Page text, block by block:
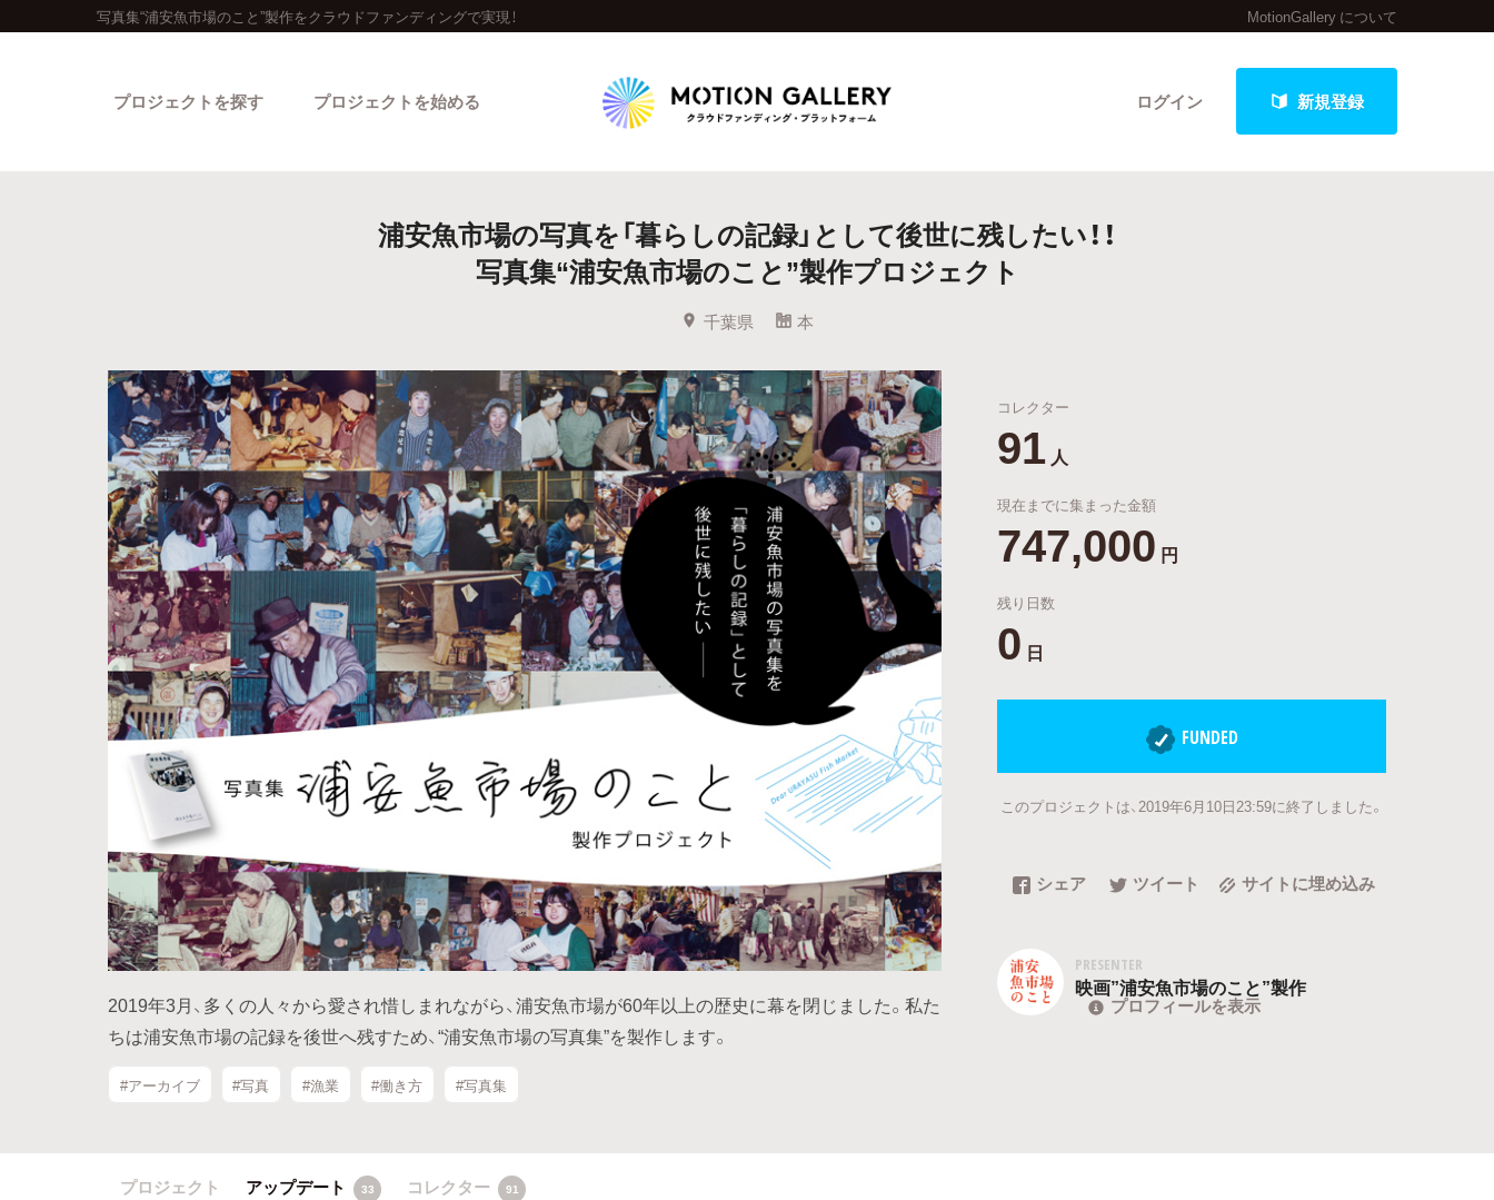
写真集“浦安魚市場のこと”製作をクラウドファンディングで実現！ MotionGallery について
ログイン 新規登録
プロジェクトを探す
人気のプロジェクト 新着プロジェクト 終了間近のプロジェクト
Feature
カテゴリーから探す タグから探す キュレーターから探す 特集から探す
Legendary
最新達成プロジェクト 調達額が大きいプロジェクト
プロジェクトを始める
浦安魚市場の写真を「暮らしの記録」として後世に残したい！！
写真集“浦安魚市場のこと”製作プロジェクト
千葉県 本
2019年3月、多くの人々から愛され惜しまれながら、浦安魚市場が60年以上の歴史に幕を閉じました。私た
ちは浦安魚市場の記録を後世へ残すため、“浦安魚市場の写真集”を製作します。
#アーカイブ #写真 #漁業 #働き方 #写真集
コレクター
91 人
現在までに集まった金額
747,000 円
残り日数
0 日
FUNDED
このプロジェクトは、2019年6月10日23:59に終了しました。
シェア ツイート サイトに埋め込み
PRESENTER
映画”浦安魚市場のこと”製作
プロフィールを表示
プロジェクト アップデート 33 コレクター 91